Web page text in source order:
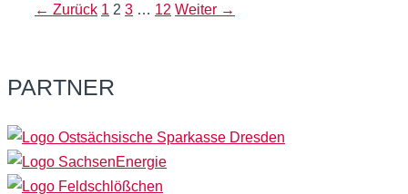
← Zurück Seite
1 Seite
2 Seite
3 … Seite
12 Weiter →
PARTNER